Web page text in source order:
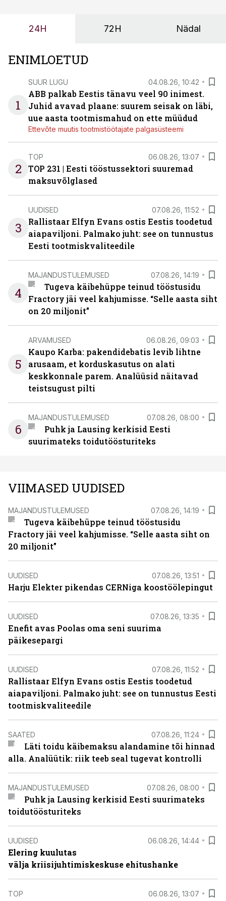
24H 72H Nädal
ENIMLOETUD
1
SUUR LUGU 04.08.26, 10:42
ABB palkab Eestis tänavu veel 90 inimest.
Juhid avavad plaane: suurem seisak on läbi,
uue aasta tootmismahud on ette müüdud
Ettevõte muutis tootmistöötajate palgasüsteemi
2
TOP 06.08.26, 13:07
TOP 231 | Eesti tööstussektori suuremad
maksuvõlglased
3
UUDISED 07.08.26, 11:52
Rallistaar Elfyn Evans ostis Eestis toodetud
aiapaviljoni. Palmako juht: see on tunnustus
Eesti tootmiskvaliteedile
4
MAJANDUSTULEMUSED 07.08.26, 14:19
Tugeva käibehüppe teinud tööstusidu
Fractory jäi veel kahjumisse. “Selle aasta siht
on 20 miljonit”
5
ARVAMUSED 06.08.26, 09:03
Kaupo Karba: pakendidebatis levib lihtne
arusaam, et korduskasutus on alati
keskkonnale parem. Analüüsid näitavad
teistsugust pilti
6
MAJANDUSTULEMUSED 07.08.26, 08:00
Puhk ja Lausing kerkisid Eesti
suurimateks toidutöösturiteks
VIIMASED UUDISED
MAJANDUSTULEMUSED 07.08.26, 14:19
Tugeva käibehüppe teinud tööstusidu
Fractory jäi veel kahjumisse. “Selle aasta siht on
20 miljonit”
UUDISED 07.08.26, 13:51
Harju Elekter pikendas CERNiga koostöölepingut
UUDISED 07.08.26, 13:35
Enefit avas Poolas oma seni suurima
päikesepargi
UUDISED 07.08.26, 11:52
Rallistaar Elfyn Evans ostis Eestis toodetud
aiapaviljoni. Palmako juht: see on tunnustus Eesti
tootmiskvaliteedile
SAATED 07.08.26, 11:24
Läti toidu käibemaksu alandamine tõi hinnad
alla. Analüütik: riik teeb seal tugevat kontrolli
MAJANDUSTULEMUSED 07.08.26, 08:00
Puhk ja Lausing kerkisid Eesti suurimateks
toidutöösturiteks
UUDISED 06.08.26, 14:44
Elering kuulutas
välja kriisijuhtimiskeskuse ehitushanke
TOP 06.08.26, 13:07